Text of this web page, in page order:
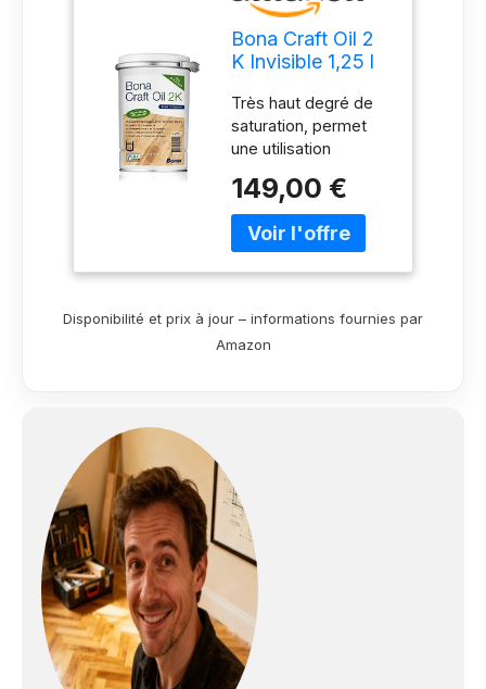
Bona Craft Oil 2
K Invisible 1,25 l
parquet
Très haut degré de
saturation, permet
une utilisation
essuie-glace en
caoutchouc, très
faible odeur et faible
Traffic, Bona Traffic
149,00 €
Disponibilité et prix à jour – informations fournies par
Amazon